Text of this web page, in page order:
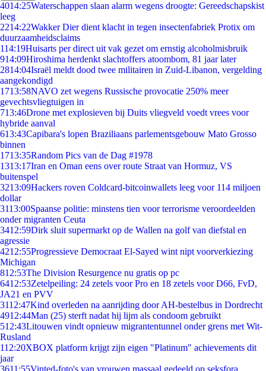
4014:25Waterschappen slaan alarm wegens droogte: Gereedschapskist
leeg
2214:22Wakker Dier dient klacht in tegen insectenfabriek Protix om
duurzaamheidsclaims
114:19Huisarts per direct uit vak gezet om ernstig alcoholmisbruik
914:09Hiroshima herdenkt slachtoffers atoombom, 81 jaar later
2814:04Israël meldt dood twee militairen in Zuid-Libanon, vergelding
aangekondigd
1713:58NAVO zet wegens Russische provocatie 250% meer
gevechtsvliegtuigen in
713:46Drone met explosieven bij Duits vliegveld voedt vrees voor
hybride aanval
613:43Capibara's lopen Braziliaans parlementsgebouw Mato Grosso
binnen
1713:35Random Pics van de Dag #1978
1313:17Iran en Oman eens over route Straat van Hormuz, VS
buitenspel
3213:09Hackers roven Coldcard-bitcoinwallets leeg voor 114 miljoen
dollar
3113:00Spaanse politie: minstens tien voor terrorisme veroordeelden
onder migranten Ceuta
3412:59Dirk sluit supermarkt op de Wallen na golf van diefstal en
agressie
4212:55Progressieve Democraat El-Sayed wint nipt voorverkiezing
Michigan
812:53The Division Resurgence nu gratis op pc
6412:53Zetelpeiling: 24 zetels voor Pro en 18 zetels voor D66, FvD,
JA21 en PVV
3112:47Kind overleden na aanrijding door AH-bestelbus in Dordrecht
4912:44Man (25) sterft nadat hij lijm als condoom gebruikt
512:43Litouwen vindt opnieuw migrantentunnel onder grens met Wit-
Rusland
112:20XBOX platform krijgt zijn eigen "Platinum" achievements dit
jaar
3611:55Vinted-foto's van vrouwen massaal gedeeld op seksfora